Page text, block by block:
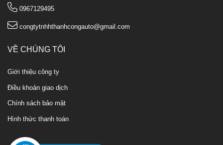
0967129495
congtytnhhthanhcongauto@gmail.com
VỀ CHÚNG TÔI
Giới thiệu công ty
Điều khoản giao dịch
Chính sách bảo mật
Hình thức thanh toán